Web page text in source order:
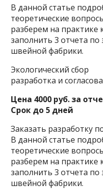
В данной статье
теоретические
разберем на практике
заполнить 3 отчета
швейной фабрики.
Экологический сбор
разработка и
Цена 4000 руб. за
Срок до 5 дней
Заказать разработку
В данной статье
теоретические
разберем на практике
заполнить 3 отчета
швейной фабрики.